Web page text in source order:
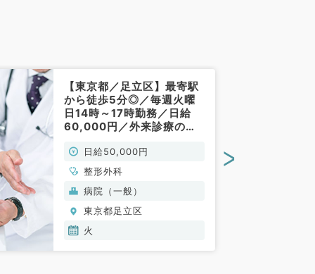
【東京都／足立区】最寄駅
から徒歩5分◎／毎週火曜
日14時～17時勤務／日給
60,000円／外来診療のお
勤）日給50,000円
整形外科
病院（一般）
東京都足立区
火
>